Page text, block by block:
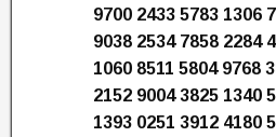
9700 2433 5783 1306
9038 2534 7858 2284
1060 8511 5804 9768
2152 9004 3825 1340
1393 0251 3912 4180